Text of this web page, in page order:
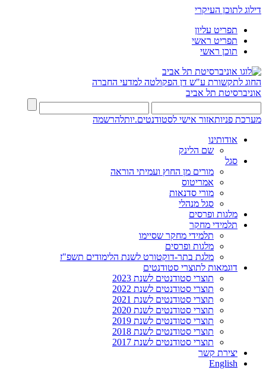
דילוג לתוכן העיקרי
תפריט עליון
תפריט ראשי
תוכן ראשי
החוג לתקשורת ע"ש דן הפקולטה למדעי החברה
אוניברסיטת תל אביב
מערכת פניותאזור אישי לסטודנטים.יותלהרשמה
אודותינו
שם הלינק
סגל
מורים מן החוץ ועמיתי הוראה
אמריטוס
מורי סדנאות
סגל מנהלי
מלגות ופרסים
תלמידי מחקר
תלמידי מחקר שסיימו
מלגות ופרסים
מלגת בתר-דוקטורט לשנת הלימודים תשפ"ז
דוגמאות לתוצרי סטודנטים
תוצרי סטודנטים לשנת 2023
תוצרי סטודנטים לשנת 2022
תוצרי סטודנטים לשנת 2021
תוצרי סטודנטים לשנת 2020
תוצרי סטודנטים לשנת 2019
תוצרי סטודנטים לשנת 2018
תוצרי סטודנטים לשנת 2017
יצירת קשר
English